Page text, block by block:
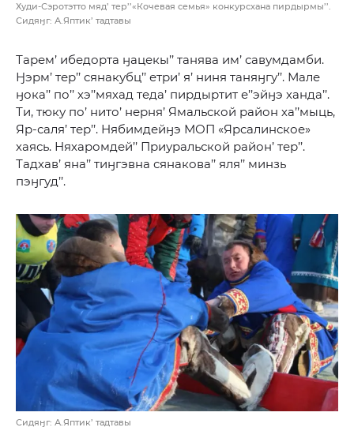
Худи-Сэротэтто мяд’ тер’’«Кочевая семья» конкурсхана пирдырмы’’.
Сидяӈг: А.Яптик’ тадтавы
Тарем’ ибедорта ӈацекы’’ танява им’ савумдамби.
Ӈэрм’ тер’’ сянакубц’’ етри’ я’ ниня таняӈгу’’. Мале
ӈока’’ по’’ хэ’’мяхад теда’ пирдыртит е’’эйӈэ ханда’’.
Ти, тюку по’ нито’ нерня’ Ямальской район ха’’мыць,
Яр-саля’ тер’’. Нябимдейӈэ МОП «Ярсалинское»
хаясь. Няхаромдей’’ Приуральской район’ тер’’.
Тадхав’ яна’’ тиӈгэвна сянакова’’ яля’’ минзь
пэӈгуд’’.
Сидяӈг: А.Яптик’ тадтавы